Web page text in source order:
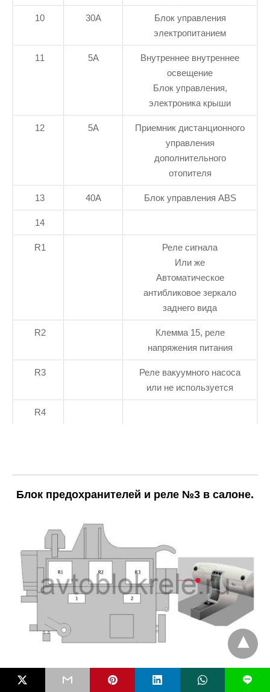
10 30А
Блок управления
электропитанием
11 5А
Внутреннее внутреннее
освещение
Блок управления,
электроника крыши
12 5А
Приемник дистанционного
управления
дополнительного
отопителя
13 40А Блок управления ABS
14
R1
Реле сигнала
Или же
Автоматическое
антибликовое зеркало
заднего вида
R2
Клемма 15, реле
напряжения питания
R3
Реле вакуумного насоса
или не используется
R4
Блок предохранителей и реле №3 в салоне.
Номер Номинал Назначение L